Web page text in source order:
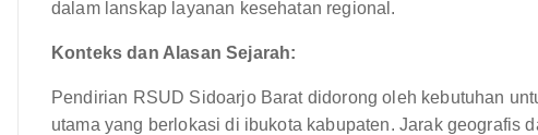
dalam lanskap layanan kesehatan regional.
Konteks dan Alasan Sejarah:
Pendirian RSUD Sidoarjo Barat didorong oleh kebutuhan
utama yang berlokasi di ibukota kabupaten. Jarak geografis